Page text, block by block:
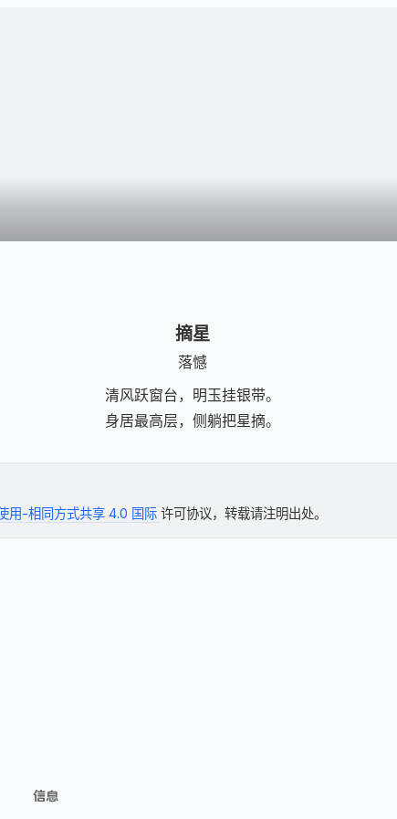
摘星
落憾
清风跃窗台，明玉挂银带。
身居最高层，侧躺把星摘。
用-相同方式共享 4.0 国际 许可协议，转载请注明出处。
信息